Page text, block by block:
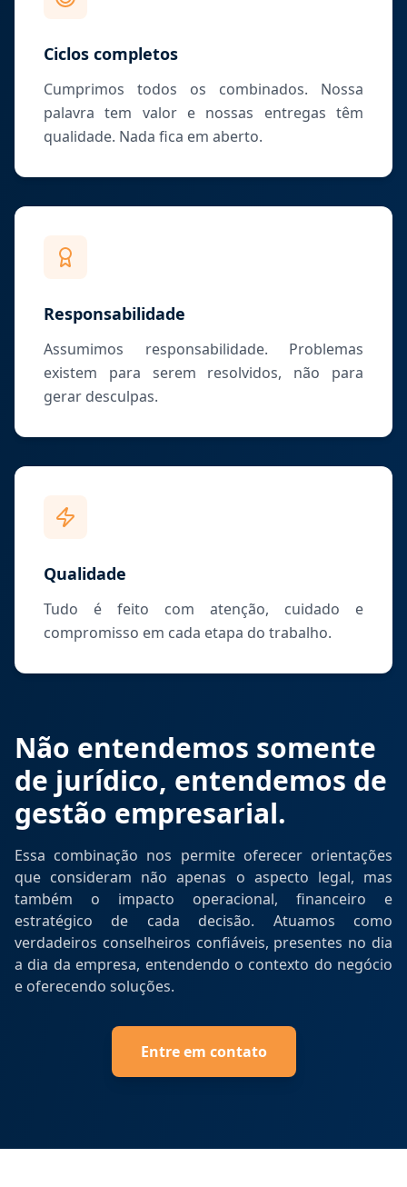
Ciclos completos
Cumprimos todos os combinados. Nossa
palavra tem valor e nossas entregas têm
qualidade. Nada fica em aberto.
Responsabilidade
Assumimos responsabilidade. Problemas
existem para serem resolvidos, não para
gerar desculpas.
Qualidade
Tudo é feito com atenção, cuidado e
compromisso em cada etapa do trabalho.
Não entendemos somente
de jurídico, entendemos de
gestão empresarial.
Essa combinação nos permite oferecer orientações
que consideram não apenas o aspecto legal, mas
também o impacto operacional, financeiro e
estratégico de cada decisão. Atuamos como
verdadeiros conselheiros confiáveis, presentes no dia
a dia da empresa, entendendo o contexto do negócio
e oferecendo soluções.
Entre em contato